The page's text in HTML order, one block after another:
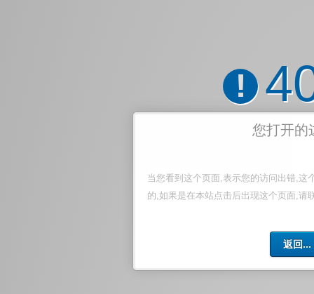
!
您打开的
当您看到这个页面,表示您的访问出错,这
的,如果是在本站点击后出现这个页面,请
返回...